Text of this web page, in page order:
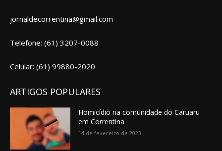
jornaldecorrentina@gmail.com
Telefone: (61) 3207-0088
Celular: (61) 99880-2020
ARTIGOS POPULARES
Homicídio na comunidade do Caruaru
em Correntina
14 de fevereiro de 2023